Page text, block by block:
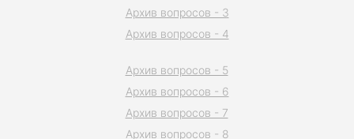
Архив вопросов - 3
Архив вопросов - 4
Архив вопросов - 5
Архив вопросов - 6
Архив вопросов - 7
Архив вопросов - 8